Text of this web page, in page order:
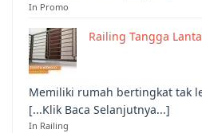
In Promo
Railing Tangga
Memiliki rumah bertingkat tak
[...Klik Baca Selanjutnya...]
In Railing